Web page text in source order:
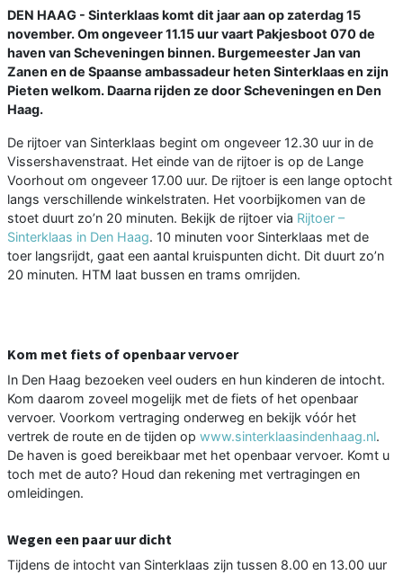
DEN HAAG - Sinterklaas komt dit jaar aan op zaterdag 15
november. Om ongeveer 11.15 uur vaart Pakjesboot 070 de
haven van Scheveningen binnen. Burgemeester Jan van
Zanen en de Spaanse ambassadeur heten Sinterklaas en zijn
Pieten welkom. Daarna rijden ze door Scheveningen en Den
Haag.
De rijtoer van Sinterklaas begint om ongeveer 12.30 uur in de
Vissershavenstraat. Het einde van de rijtoer is op de Lange
Voorhout om ongeveer 17.00 uur. De rijtoer is een lange optocht
langs verschillende winkelstraten. Het voorbijkomen van de
stoet duurt zo’n 20 minuten. Bekijk de rijtoer via Rijtoer –
Sinterklaas in Den Haag. 10 minuten voor Sinterklaas met de
toer langsrijdt, gaat een aantal kruispunten dicht. Dit duurt zo’n
20 minuten. HTM laat bussen en trams omrijden.
Kom met fiets of openbaar vervoer
In Den Haag bezoeken veel ouders en hun kinderen de intocht.
Kom daarom zoveel mogelijk met de fiets of het openbaar
vervoer. Voorkom vertraging onderweg en bekijk vóór het
vertrek de route en de tijden op www.sinterklaasindenhaag.nl.
De haven is goed bereikbaar met het openbaar vervoer. Komt u
toch met de auto? Houd dan rekening met vertragingen en
omleidingen.
Wegen een paar uur dicht
Tijdens de intocht van Sinterklaas zijn tussen 8.00 en 13.00 uur